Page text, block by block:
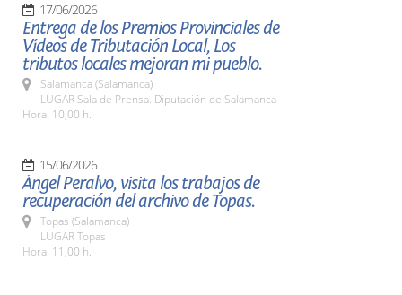
17/06/2026
Entrega de los Premios Provinciales de
Vídeos de Tributación Local, Los
tributos locales mejoran mi pueblo.
Salamanca (Salamanca)
LUGAR Sala de Prensa. Diputación de Salamanca
Hora: 10,00 h.
15/06/2026
Ángel Peralvo, visita los trabajos de
recuperación del archivo de Topas.
Topas (Salamanca)
LUGAR Topas
Hora: 11,00 h.